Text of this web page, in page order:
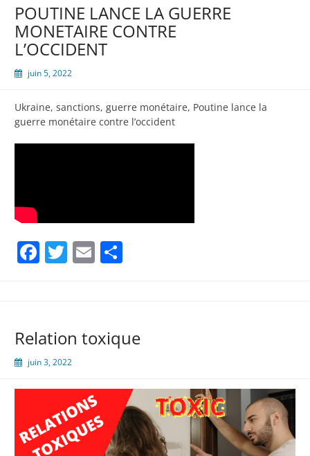
POUTINE LANCE LA GUERRE
MONETAIRE CONTRE
L’OCCIDENT
juin 5, 2022
Ukraine, sanctions, guerre monétaire, Poutine lance la
guerre monétaire contre l’occident
Facebook
Twitter
Email
Relation toxique
juin 3, 2022